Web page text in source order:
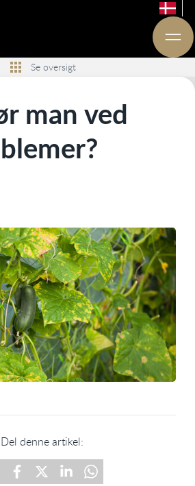
Se oversigt
man ved
Del denne artikel: